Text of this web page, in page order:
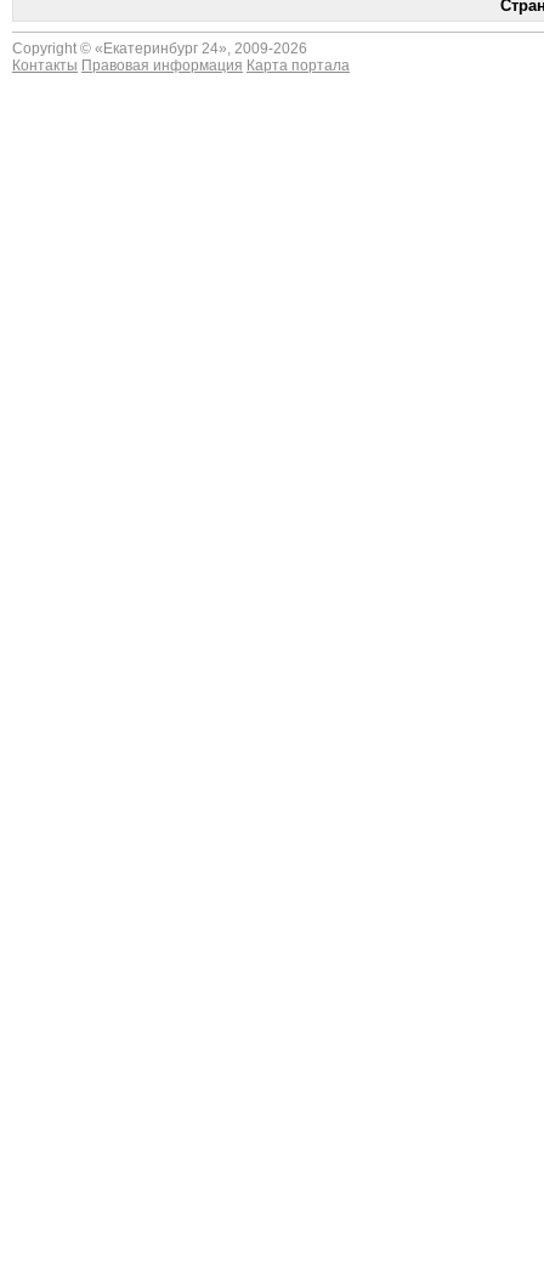
Copyright © « Екатеринбург 24», 2009-2026
Контакты Правовая информация Карта портала